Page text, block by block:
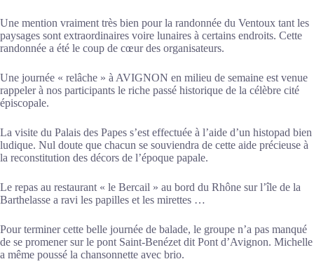
Une mention vraiment très bien pour la randonnée du Ventoux tant les
paysages sont extraordinaires voire lunaires à certains endroits. Cette
randonnée a été le coup de cœur des organisateurs.
Une journée « relâche » à AVIGNON en milieu de semaine est venue
rappeler à nos participants le riche passé historique de la célèbre cité
épiscopale.
La visite du Palais des Papes s’est effectuée à l’aide d’un histopad bien
ludique. Nul doute que chacun se souviendra de cette aide précieuse à
la reconstitution des décors de l’époque papale.
Le repas au restaurant « le Bercail » au bord du Rhône sur l’île de la
Barthelasse a ravi les papilles et les mirettes …
Pour terminer cette belle journée de balade, le groupe n’a pas manqué
de se promener sur le pont Saint-Benézet dit Pont d’Avignon. Michelle
a même poussé la chansonnette avec brio.